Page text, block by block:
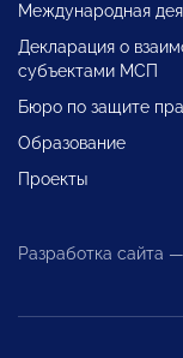
Международная
Декларация о
субъектами МСП
Бюро по защите
Образование
Проекты
Разработка сайта —